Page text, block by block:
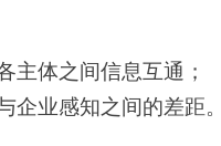
主体之间信息互通；
业感知之间的差距。